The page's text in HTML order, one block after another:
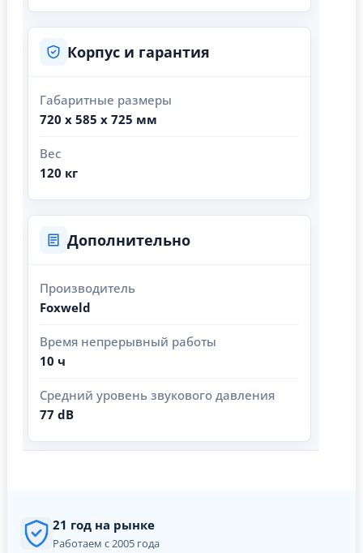
Корпус и гарантия
Габаритные размеры
720 х 585 х 725 мм
Вес
120 кг
Дополнительно
Производитель
Foxweld
Время непрерывный работы
10 ч
Средний уровень звукового давления
77 dB
21 год на рынке
Работаем с 2005 года